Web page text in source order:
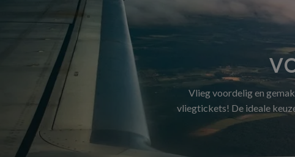
Vlieg voordelig en
vliegtickets! De ideale